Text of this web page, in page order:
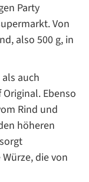
Party
Von
also 500 g, in
als auch
Ebenso
Rind und
höheren
die von